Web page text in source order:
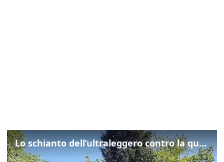
Lo schianto dell’ultraleggero contro la quercia: cosa è successo a Rivarotta